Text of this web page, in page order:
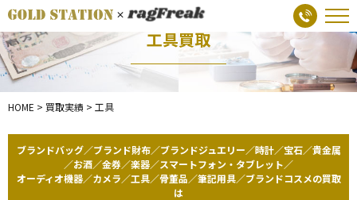
工具買取
HOME > 買取実績 > 工具
ブランドバッグ／ブランド財布／ブランドジュエリー／時計／宝石／貴金属
／お酒／金券／楽器／スマートフォン・タブレット／
オーディオ機器／カメラ／工具／骨董品／筆記用具／ブランドコスメの買取
は